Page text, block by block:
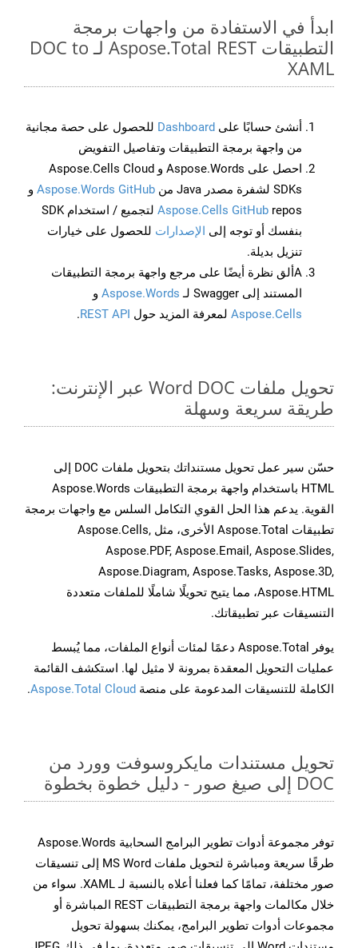
ابدأ في الاستفادة من واجهات برمجة
التطبيقات Aspose.Total REST لـ DOC to
XAML
أنشئ حسابًا على Dashboard للحصول على حصة مجانية
من واجهة برمجة التطبيقات وتفاصيل التفويض
احصل على Aspose.Words و Aspose.Cells Cloud
SDKs لشفرة مصدر Java من
Aspose.Words GitHub و
Aspose.Cells GitHub
repos لتجميع / استخدام SDK
بنفسك أو توجه إلى الإصدارات للحصول على خيارات
تنزيل بديلة.
Aألق نظرة أيضًا على مرجع واجهة برمجة التطبيقات
المستند إلى Swagger لـ
Aspose.Words و
Aspose.Cells لمعرفة المزيد حول REST API
.
تحويل ملفات Word DOC عبر الإنترنت:
طريقة سريعة وسهلة
حسّن سير عمل تحويل مستنداتك بتحويل ملفات DOC إلى
HTML باستخدام واجهة برمجة التطبيقات Aspose.Words
القوية. يدعم هذا الحل القوي التكامل السلس مع واجهات برمجة
تطبيقات Aspose.Total الأخرى، مثل Aspose.Cells,
Aspose.PDF, Aspose.Email, Aspose.Slides,
Aspose.Diagram, Aspose.Tasks, Aspose.3D,
Aspose.HTML، مما يتيح تحويلًا شاملًا للملفات متعددة
التنسيقات عبر تطبيقاتك.
يوفر Aspose.Total دعمًا لمئات أنواع الملفات، مما يُبسط
عمليات التحويل المعقدة بمرونة لا مثيل لها. استكشف القائمة
الكاملة للتنسيقات المدعومة على منصة Aspose.Total Cloud
.
تحويل مستندات مايكروسوفت وورد من
DOC إلى صيغ صور - دليل خطوة بخطوة
توفر مجموعة أدوات تطوير البرامج السحابية Aspose.Words
طرقًا سريعة ومباشرة لتحويل ملفات MS Word إلى تنسيقات
صور مختلفة، تمامًا كما فعلنا أعلاه بالنسبة لـ XAML. سواء من
خلال مكالمات واجهة برمجة التطبيقات REST المباشرة أو
مجموعات أدوات تطوير البرامج، يمكنك بسهولة تحويل